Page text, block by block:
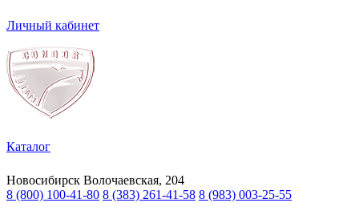
Личный кабинет
Каталог
Новосибирск Волочаевская, 204
8 (800) 100-41-80 8 (383) 261-41-58 8 (983) 003-25-55